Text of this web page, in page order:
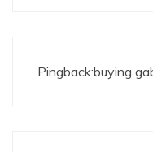
Pingback:buying